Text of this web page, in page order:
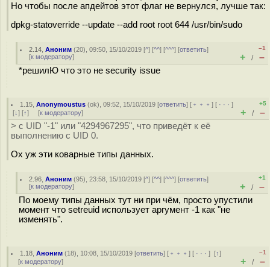
Но чтобы после апдейтов этот флаг не вернулся, лучше так:
dpkg-statoverride --update --add root root 644 /usr/bin/sudo
2.14 ,Аноним (20), 09:50, 15/10/2019 [^] [^^] [^^^] [ответить]
[к модератору]
–1
+ / –
*решилЮ что это не security issue
1.15 ,Anonymoustus (ok), 09:52, 15/10/2019 [ответить] [ ﹢﹢﹢] [ · · ·]
[↓] [↑] [к модератору]
+5
+ / –
> с UID "-1" или "4294967295", что приведёт к её
выполнению с UID 0.
Ох уж эти коварные типы данных.
2.96 ,Аноним (95), 23:58, 15/10/2019 [^] [^^] [^^^] [ответить]
[к модератору]
+1
+ / –
По моему типы данных тут ни при чём, просто упустили
момент что setreuid использует аргумент -1 как "не
изменять".
1.18 ,Аноним (18), 10:08, 15/10/2019 [ответить] [ ﹢﹢﹢] [ · · ·][↑]
[к модератору]
–1
+ / –